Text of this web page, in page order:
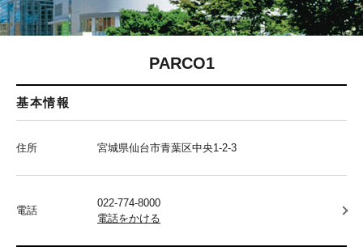
PARCO1
基本情報
住所 宮城県仙台市青葉区中央1-2-3
電話
022-774-8000
電話をかける